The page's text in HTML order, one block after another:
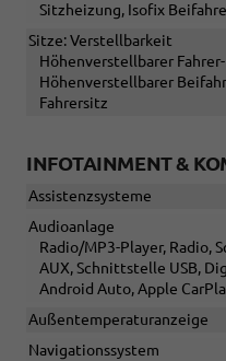
Sitzheizung, Isofix
Sitze: Verstellbarkeit
Höhenverstellbarer
Höhenverstellbarer
Fahrersitz
INFOTAINMENT &
Assistenzsysteme
Audioanlage
Radio/MP3-Player, Radio,
AUX, Schnittstelle USB,
Android Auto, Apple
Außentemperaturanzeige
Navigationssystem